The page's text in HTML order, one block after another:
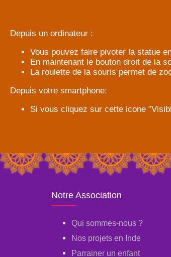
Depuis un ordinateur :
Vous pouvez faire pivoter la statue
En maintenant le bouton droit de la
La roulette de la souris permet de
Depuis votre smartphone:
Si vous cliquez sur cette icone
Notre Association
Qui sommes-nous ?
Nos projets en Inde
Parrainer un enfant